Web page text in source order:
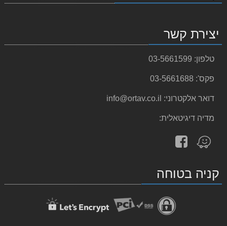
יצירת קשר
טלפון: 03-5661599
פקס': 03-5661688
דואר אלקטרוני: info@ortav.co.il
מדיה דיגיטאלית:
מצא
אותנו
Waze
facebookקניה בטוחה